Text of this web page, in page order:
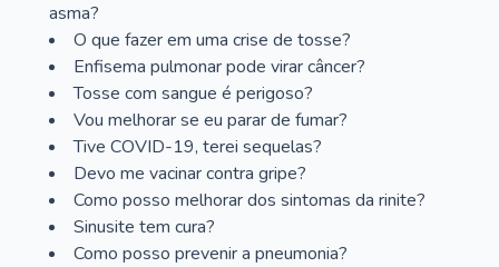
asma?
O que fazer em uma crise de tosse?
Enfisema pulmonar pode virar câncer?
Tosse com sangue é perigoso?
Vou melhorar se eu parar de fumar?
Tive COVID-19, terei sequelas?
Devo me vacinar contra gripe?
Como posso melhorar dos sintomas da rinite?
Sinusite tem cura?
Como posso prevenir a pneumonia?